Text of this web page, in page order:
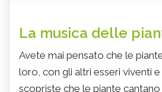
La musica delle
Avete mai pensato che le
loro, con gli altri esseri viventi
scopriste che le piante